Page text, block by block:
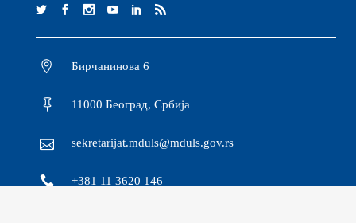
Бирчанинова 6
11000 Београд, Србија
sekretarijat.mduls@mduls.gov.rs
+381 11 3620 146